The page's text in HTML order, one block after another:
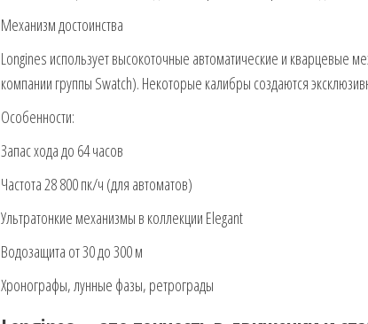
Механизм достоинства
Longines использует высокоточные автоматические и кварцевые
компании группы Swatch). Некоторые калибры создаются
Особенности:
Запас хода до 64 часов
Частота 28 800 пк/ч (для автоматов)
Ультратонкие механизмы в коллекции Elegant
Водозащита от 30 до 300 м
Хронографы, лунные фазы, ретрограды